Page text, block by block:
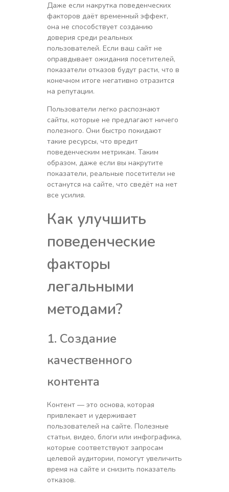
Даже если накрутка поведенческих
факторов даёт временный эффект,
она не способствует созданию
доверия среди реальных
пользователей. Если ваш сайт не
оправдывает ожидания посетителей,
показатели отказов будут расти, что в
конечном итоге негативно отразится
на репутации.
Пользователи легко распознают
сайты, которые не предлагают ничего
полезного. Они быстро покидают
такие ресурсы, что вредит
поведенческим метрикам. Таким
образом, даже если вы накрутите
показатели, реальные посетители не
останутся на сайте, что сведёт на нет
все усилия.
Как улучшить
поведенческие
факторы
легальными
методами?
1. Создание
качественного
контента
Контент — это основа, которая
привлекает и удерживает
пользователей на сайте. Полезные
статьи, видео, блоги или инфографика,
которые соответствуют запросам
целевой аудитории, помогут увеличить
время на сайте и снизить показатель
отказов.